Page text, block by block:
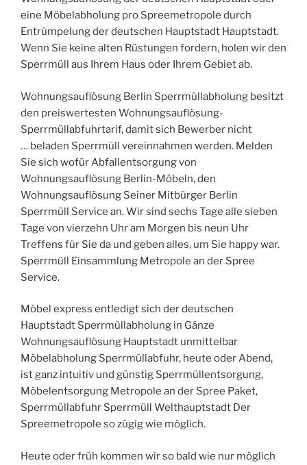
eine Möbelabholung pro Spreemetropole durch
Entrümpelung der deutschen Hauptstadt Hauptstadt.
Wenn Sie keine alten Rüstungen fordern, holen wir den
Sperrmüll aus Ihrem Haus oder Ihrem Gebiet ab.
Wohnungsauflösung Berlin Sperrmüllabholung besitzt
den preiswertesten Wohnungsauflösung-
Sperrmüllabfuhrtarif, damit sich Bewerber nicht
… beladen Sperrmüll vereinnahmen werden. Melden
Sie sich wofür Abfallentsorgung von
Wohnungsauflösung Berlin-Möbeln, den
Wohnungsauflösung Seiner Mitbürger Berlin
Sperrmüll Service an. Wir sind sechs Tage alle sieben
Tage von vierzehn Uhr am Morgen bis neun Uhr
Treffens für Sie da und geben alles, um Sie happy war.
Sperrmüll Einsammlung Metropole an der Spree
Service.
Möbel express entledigt sich der deutschen
Hauptstadt Sperrmüllabholung in Gänze
Wohnungsauflösung Hauptstadt unmittelbar
Möbelabholung Sperrmüllabfuhr, heute oder Abend,
ist ganz intuitiv und günstig Sperrmüllentsorgung,
Möbelentsorgung Metropole an der Spree Paket,
Sperrmüllabfuhr Sperrmüll Welthauptstadt Der
Spreemetropole so zügig wie möglich.
Heute oder früh kommen wir so bald wie nur möglich